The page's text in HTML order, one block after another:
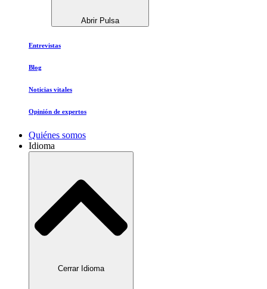
Abrir Pulsa
Entrevistas
Blog
Noticias vitales
Opinión de expertos
Quiénes somos
Idioma
Cerrar Idioma